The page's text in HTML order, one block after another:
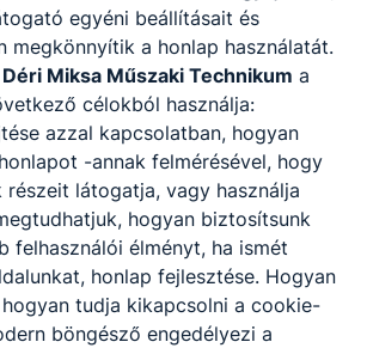
mind a szakmai képzést
akár munka mellett, rövid idő
meg, gyakran az esti órákban,
is. Az egyes intézmények
sokszor ezért is tér el
a Képzési és Kimeneteli
szakképesítés esetén a
meghatározott
és a helyi igényekhez.
egyéni beállításait és
megkönnyítik a honlap használatát.
Miksa Műszaki Technikum a
célokból használja:
azzal kapcsolatban, hogyan
-annak felmérésével, hogy
részeit látogatja, vagy használja
hogyan biztosítsunk
felhasználói élményt, ha ismét
honlap fejlesztése. Hogyan
tudja kikapcsolni a cookie-
böngésző engedélyezi a